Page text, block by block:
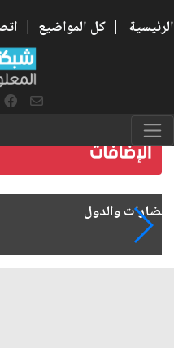
الرئيسية | كل المواضيع |
رواتب